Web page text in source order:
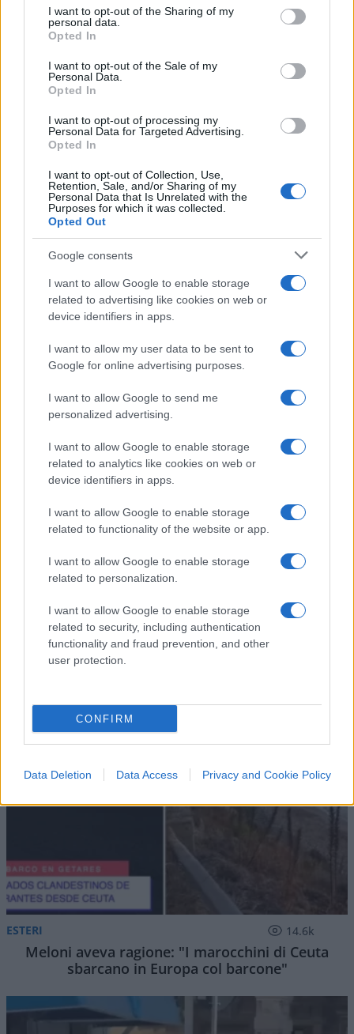
I want to opt-out of the Sharing of my
personal data.
Opted In
I want to opt-out of the Sale of my
Personal Data.
Opted In
I want to opt-out of processing my
Personal Data for Targeted Advertising.
Opted In
I want to opt-out of Collection, Use,
Retention, Sale, and/or Sharing of my
Personal Data that Is Unrelated with the
Purposes for which it was collected.
Opted Out
Google consents
I want to allow Google to enable storage
related to advertising like cookies on web or
device identifiers in apps.
I want to allow my user data to be sent to
Google for online advertising purposes.
I want to allow Google to send me
personalized advertising.
I want to allow Google to enable storage
related to analytics like cookies on web or
device identifiers in apps.
I want to allow Google to enable storage
related to functionality of the website or app.
I want to allow Google to enable storage
related to personalization.
I want to allow Google to enable storage
related to security, including authentication
functionality and fraud prevention, and other
user protection.
CONFIRM
Data Deletion Data Access Privacy and Cookie Policy
Contenuto consigliato
Vignetta del 04/08/2026
Vai all'archivio delle vignette
I PIÙ LETTI DEL MESE
ESTERI 14.6k
Meloni aveva ragione: "I marocchini di Ceuta
sbarcano in Europa col barcone"